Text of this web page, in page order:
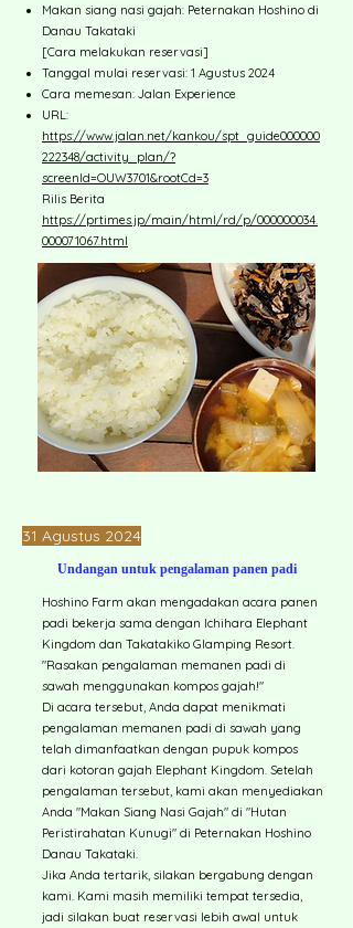
Makan siang nasi gajah: Peternakan Hoshino di
Danau Takataki
[Cara melakukan reservasi]
Tanggal mulai reservasi: 1 Agustus 2024
Cara memesan: Jalan Experience
URL:
https://www.jalan.net/kankou/spt_guide000000
222348/activity_plan/?
screenId=OUW3701&rootCd=3
Rilis Berita
https://prtimes.jp/main/html/rd/p/000000034.
000071067.html
31 Agustus 2024
Undangan untuk pengalaman panen padi
Hoshino Farm akan mengadakan acara panen
padi bekerja sama dengan Ichihara Elephant
Kingdom dan Takatakiko Glamping Resort.
"Rasakan pengalaman memanen padi di
sawah menggunakan kompos gajah!"
Di acara tersebut, Anda dapat menikmati
pengalaman memanen padi di sawah yang
telah dimanfaatkan dengan pupuk kompos
dari kotoran gajah Elephant Kingdom. Setelah
pengalaman tersebut, kami akan menyediakan
Anda "Makan Siang Nasi Gajah" di "Hutan
Peristirahatan Kunugi" di Peternakan Hoshino
Danau Takataki.
Jika Anda tertarik, silakan bergabung dengan
kami. Kami masih memiliki tempat tersedia,
jadi silakan buat reservasi lebih awal untuk